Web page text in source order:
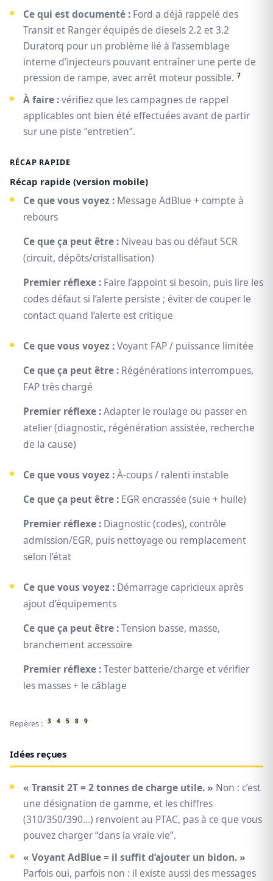
Ce qui est documenté : Ford a déjà rappelé des
Transit et Ranger équipés de diesels 2.2 et 3.2
Duratorq pour un problème lié à l’assemblage
interne d’injecteurs pouvant entraîner une perte de
pression de rampe, avec arrêt moteur possible. 7
À faire :vérifiez que les campagnes de rappel
applicables ont bien été effectuées avant de partir
sur une piste “entretien”.
RÉCAP RAPIDE
Récap rapide (version mobile)
Ce que vous voyez : Message AdBlue + compte à
rebours
Ce que ça peut être : Niveau bas ou défaut SCR
(circuit, dépôts/cristallisation)
Premier réflexe : Faire l’appoint si besoin, puis lire les
codes défaut si l’alerte persiste ; éviter de couper le
contact quand l’alerte est critique
Ce que vous voyez :Voyant FAP / puissance limitée
Ce que ça peut être : Régénérations interrompues,
FAP très chargé
Premier réflexe :Adapter le roulage ou passer en
atelier (diagnostic, régénération assistée, recherche
de la cause)
Ce que vous voyez :À-coups / ralenti instable
Ce que ça peut être : EGR encrassée (suie + huile)
Premier réflexe : Diagnostic (codes), contrôle
admission/EGR, puis nettoyage ou remplacement
selon l’état
Ce que vous voyez : Démarrage capricieux après
ajout d’équipements
Ce que ça peut être :Tension basse, masse,
branchement accessoire
Premier réflexe :Tester batterie/charge et vérifier
les masses + le câblage
Repères : 3 4 5 8 9
Idées reçues
« Transit 2T = 2 tonnes de charge utile. » Non : c’est
une désignation de gamme, et les chiffres
(310/350/390…) renvoient au PTAC, pas à ce que vous
pouvez charger “dans la vraie vie”.
« Voyant AdBlue = il suffit d’ajouter un bidon. »
Parfois oui, parfois non : il existe aussi des messages